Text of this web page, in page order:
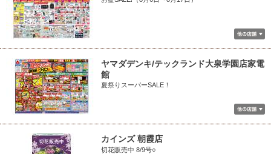
ヤマダデンキ/テックランド大泉学園店家電
館
夏祭りスーパーSALE！
カインズ 朝霞店
切花販売中 8/9号○